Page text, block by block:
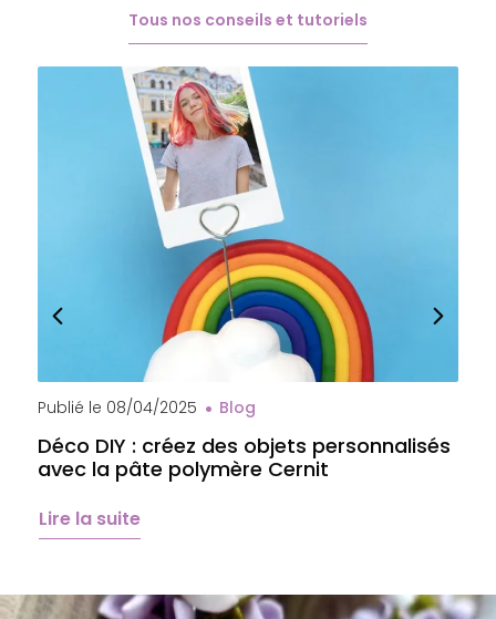
Tous nos conseils et tutoriels
Publié le 08/04/2025 Blog
Déco DIY : créez des objets personnalisés
avec la pâte polymère Cernit
Lire la suite